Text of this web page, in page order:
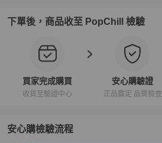
下單後，商品收至 PopChill 檢驗
買家完成購買
收貨至驗證中心
安心購驗證
正品鑑定 品質檢查
安心購檢驗流程